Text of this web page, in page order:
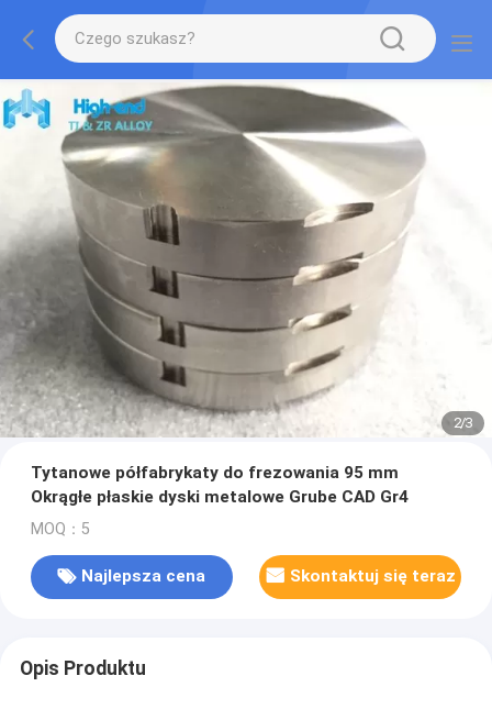
2/3
Tytanowe półfabrykaty do frezowania 95 mm
Okrągłe płaskie dyski metalowe Grube CAD Gr4
MOQ：5
Najlepsza cena Skontaktuj się teraz
Opis Produktu